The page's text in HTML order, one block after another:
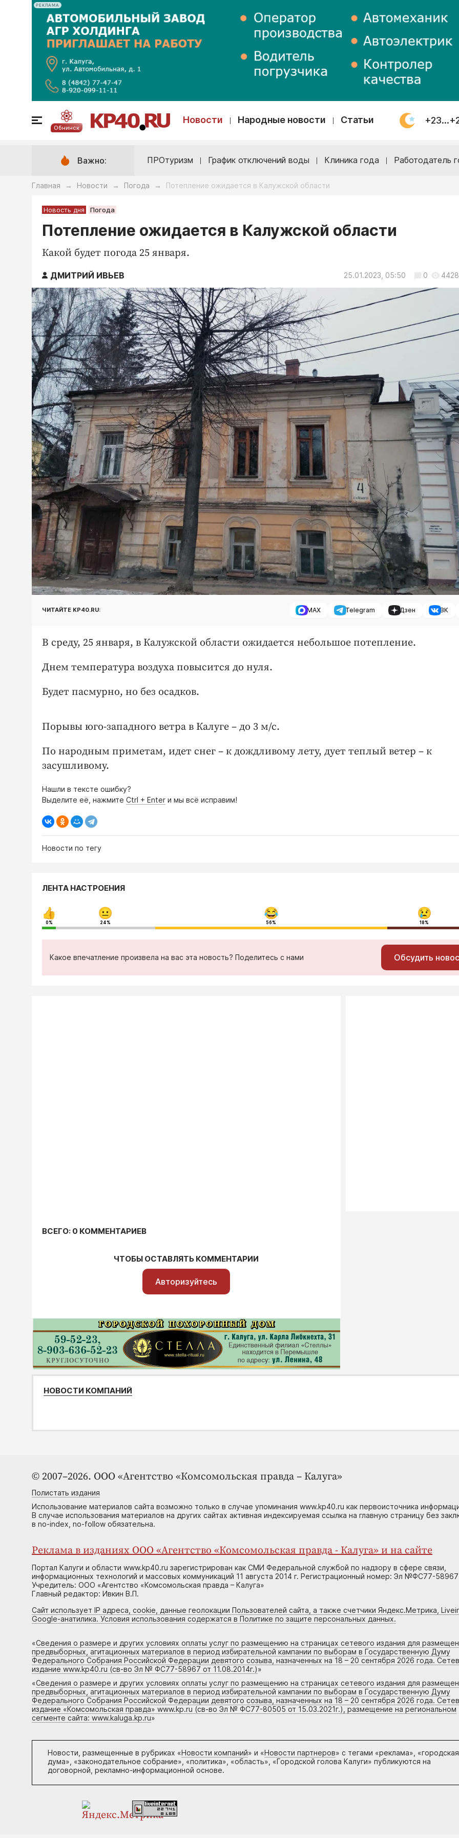
РЕКЛАМА
Обнинск
Новости Народные новости Статьи
Важно: ПРОтуризм График отключений воды Клиника года Работодатель
Главная → Новости → Погода → Потепление ожидается в Калужской области
Новость дня Погода
Потепление ожидается в Калужской области
Какой будет погода 25 января.
ДМИТРИЙ ИВЬЕВ 25.01.2023, 05:50 0 4428
ЧИТАЙТЕ KP40.RU: MAX Telegram Дзен ВК
В среду, 25 января, в Калужской области ожидается небольшое потепление.
Днем температура воздуха повысится до нуля.
Будет пасмурно, но без осадков.
Порывы юго-западного ветра в Калуге – до 3 м/с.
По народным приметам, идет снег – к дождливому лету, дует теплый ветер – к
засушливому.
Нашли в тексте ошибку?
Выделите её, нажмите Ctrl + Enter и мы всё исправим!
Новости по тегу
ЛЕНТА НАСТРОЕНИЯ
0% 24% 56% 18%
Какое впечатление произвела на вас эта новость? Поделитесь с нами Обсудить
ВСЕГО: 0 КОММЕНТАРИЕВ
ЧТОБЫ ОСТАВЛЯТЬ КОММЕНТАРИИ
Авторизуйтесь
НОВОСТИ КОМПАНИЙ
© 2007–2026. ООО «Агентство «Комсомольская правда – Калуга»
Полистать издания
Использование материалов сайта возможно только в случае упоминания www.kp40.ru как первоисточника
В случае использования материалов на других сайтах активная индексируемая ссылка на главную страницу без
в no-index, no-follow обязательна.
Реклама в изданиях ООО «Агентство «Комсомольская правда - Калуга» и на сайте
Портал Калуги и области www.kp40.ru зарегистрирован как СМИ Федеральной службой по надзору в сфере связи,
информационных технологий и массовых коммуникаций 11 августа 2014 г. Регистрационный номер: Эл №ФС77-58967
Учредитель: ООО «Агентство «Комсомольская правда – Калуга»
Главный редактор: Ивкин В.П.
Сайт использует IP адреса, cookie, данные геолокации Пользователей сайта, а также счетчики Яндекс.Метрика,
Google-анатилика. Условия использования содержатся в Политике по защите персональных данных.
«Сведения о размере и других условиях оплаты услуг по размещению на страницах сетевого издания для
предвыборных, агитационных материалов в период избирательной кампании по выборам в Государственную Думу
Федерального Собрания Российской Федерации девятого созыва, назначенных на 18 – 20 сентября 2026 года.
издание www.kp40.ru (св-во Эл № ФС77-58967 от 11.08.2014г.)»
«Сведения о размере и других условиях оплаты услуг по размещению на страницах сетевого издания для
предвыборных, агитационных материалов в период избирательной кампании по выборам в Государственную Думу
Федерального Собрания Российской Федерации девятого созыва, назначенных на 18 – 20 сентября 2026 года.
издание «Комсомольская правда» www.kp.ru (св-во Эл № ФС77-80505 от 15.03.2021г.), размещение на региональном
сегменте сайта: www.kaluga.kp.ru»
Новости, размещенные в рубриках «Новости компаний» и «Новости партнеров» с тегами «реклама», «городская
дума», «законодательное собрание», «политика», «область», «Городской голова Калуги» публикуются на
договорной, рекламно-информационной основе.